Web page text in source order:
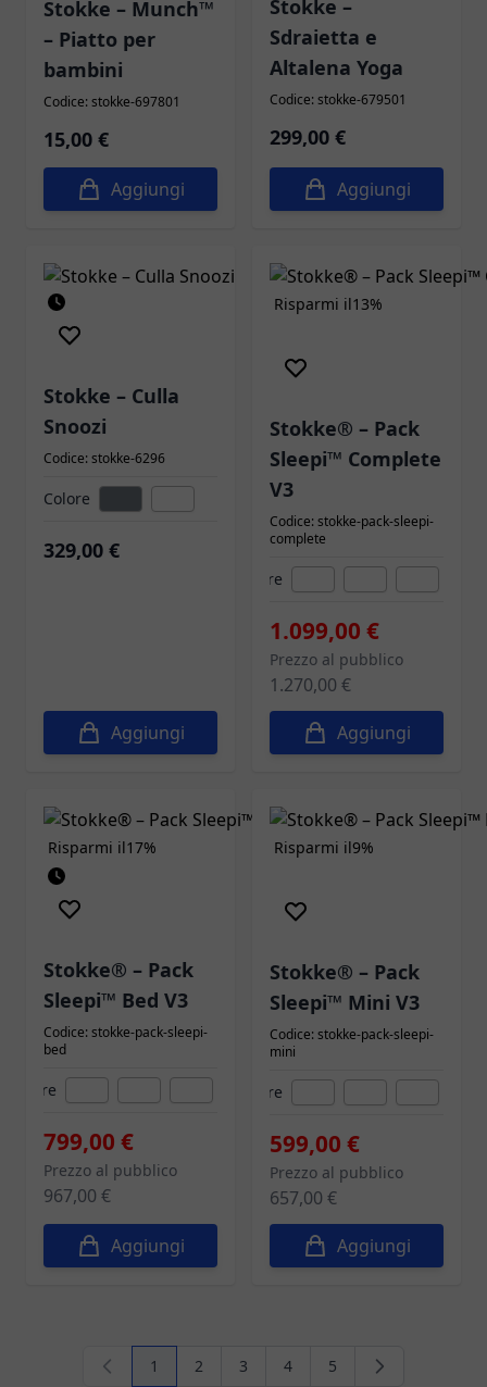
Stokke – Munch™
– Piatto per
bambini
Codice: stokke-697801
15,00 €
Aggiungi
Stokke –
Sdraietta e
Altalena Yoga
Codice: stokke-679501
299,00 €
Aggiungi
Stokke – Culla
Snoozi
Codice: stokke-6296
Colore
329,00 €
Aggiungi
Risparmi il13%
Stokke® – Pack
Sleepi™ Complete
V3
Codice: stokke-pack-sleepi-
complete
Colore
1.099,00 €
Prezzo al pubblico
1.270,00 €
Aggiungi
Risparmi il17%
Stokke® – Pack
Sleepi™ Bed V3
Codice: stokke-pack-sleepi-
bed
Colore
799,00 €
Prezzo al pubblico
967,00 €
Aggiungi
Risparmi il9%
Stokke® – Pack
Sleepi™ Mini V3
Codice: stokke-pack-sleepi-
mini
Colore
599,00 €
Prezzo al pubblico
657,00 €
Aggiungi
Attualmente stai leggendo la pagina
1 Pagina
2 Pagina
3 Pagina
4 Pagina
5